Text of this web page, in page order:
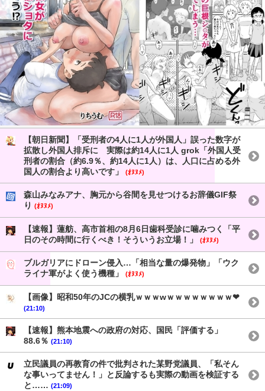
【朝日新聞】「受刑者の4人に1人が外国人」誤った数字が
拡散し外国人排斥に 実際は約14人に1人 grok「外国人受
刑者の割合（約6.9％、約14人に1人）は、人口に占める外
国人の割合より高いです」
(ｵﾇﾇﾒ)
森山みなみアナ、胸元から谷間を見せつけるお辞儀GIF祭
り (ｵﾇﾇﾒ)
【速報】蓮舫、高市首相の8月6日歯科受診に噛みつく「平
日のその時間に行くべき！そういうお立場！」
(ｵﾇﾇﾒ)
ブルガリアにドローン侵入…「相当な量の爆発物」「ウク
ライナ軍がよく使う機種」
(ｵﾇﾇﾒ)
【画像】昭和50年のJCの横乳ｗｗｗwｗｗｗｗｗｗｗｗ❤
(21:10)
【速報】熊本地震への政府の対応、国民「評価する」
88.6％ (21:10)
立民議員の再教育の件で批判された某野党議員、「私そん
な事いってません！」と反論するも実際の動画を検証する
と…… (21:09)